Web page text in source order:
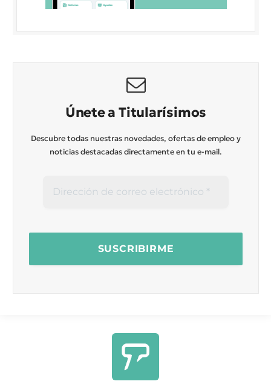
Únete a Titularísimos
Descubre todas nuestras novedades, ofertas de empleo y
noticias destacadas directamente en tu e-mail.